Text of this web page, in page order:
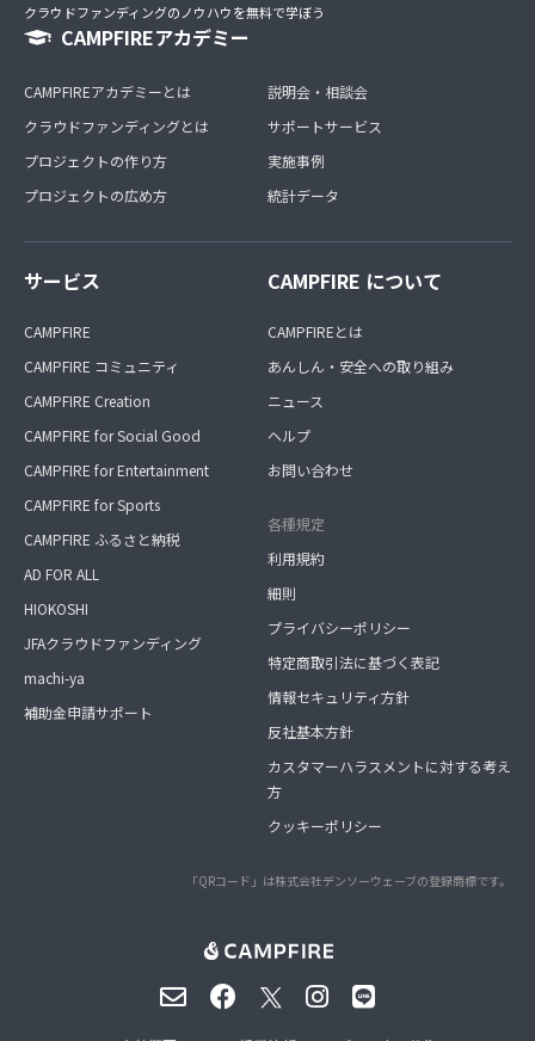
クラウドファンディングのノウハウを無料で学ぼう
CAMPFIREアカデミー
CAMPFIREアカデミーとは
クラウドファンディングとは
プロジェクトの作り方
プロジェクトの広め方
説明会・相談会
サポートサービス
実施事例
統計データ
サービス
CAMPFIRE
CAMPFIRE コミュニティ
CAMPFIRE Creation
CAMPFIRE for Social Good
CAMPFIRE for Entertainment
CAMPFIRE for Sports
CAMPFIRE ふるさと納税
AD FOR ALL
HIOKOSHI
JFAクラウドファンディング
machi-ya
補助金申請サポート
CAMPFIRE について
CAMPFIREとは
あんしん・安全への取り組み
ニュース
ヘルプ
お問い合わせ
各種規定
利用規約
細則
プライバシーポリシー
特定商取引法に基づく表記
情報セキュリティ方針
反社基本方針
カスタマーハラスメントに対する考え
方
クッキーポリシー
「QRコード」は株式会社デンソーウェーブの登録商標です。